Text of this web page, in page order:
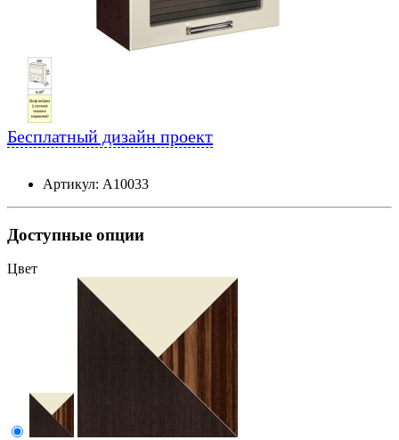
Бесплатный дизайн проект
Артикул: А10033
Доступные опции
Цвет